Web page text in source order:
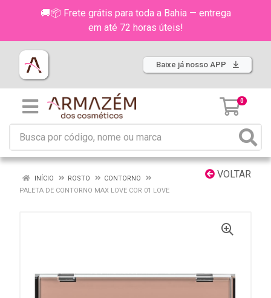
🚚📦 Frete grátis para toda a Bahia — entrega
em até 72 horas úteis!
Baixe já nosso APP
0
VOLTAR
INÍCIO ROSTO
CONTORNO
PALETA DE CONTORNO MAX LOVE COR 01 LOVE